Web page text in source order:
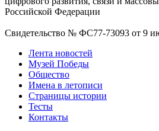
Российской Федерации
Свидетельство № ФС77-73093 от 9
Лента новостей
Музей Победы
Общество
Имена в летописи
Страницы истории
Тесты
Контакты